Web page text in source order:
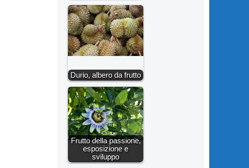
Durio, albero da frutto
Frutto della passione,
esposizione e
sviluppo